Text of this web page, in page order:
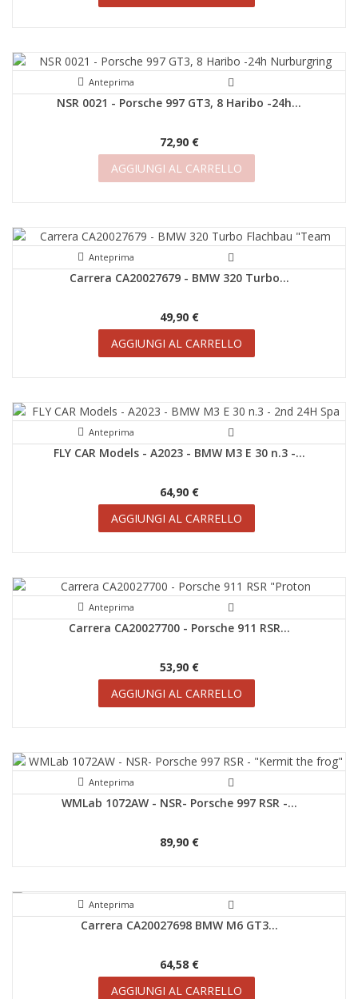
Anteprima
NSR 0021 - Porsche 997 GT3, 8 Haribo -24h...
72,90 €
AGGIUNGI AL CARRELLO
Anteprima
Carrera CA20027679 - BMW 320 Turbo...
49,90 €
AGGIUNGI AL CARRELLO
Anteprima
FLY CAR Models - A2023 - BMW M3 E 30 n.3 -...
64,90 €
AGGIUNGI AL CARRELLO
Anteprima
Carrera CA20027700 - Porsche 911 RSR...
53,90 €
AGGIUNGI AL CARRELLO
Anteprima
WMLab 1072AW - NSR- Porsche 997 RSR -...
89,90 €
Anteprima
Carrera CA20027698 BMW M6 GT3...
64,58 €
AGGIUNGI AL CARRELLO